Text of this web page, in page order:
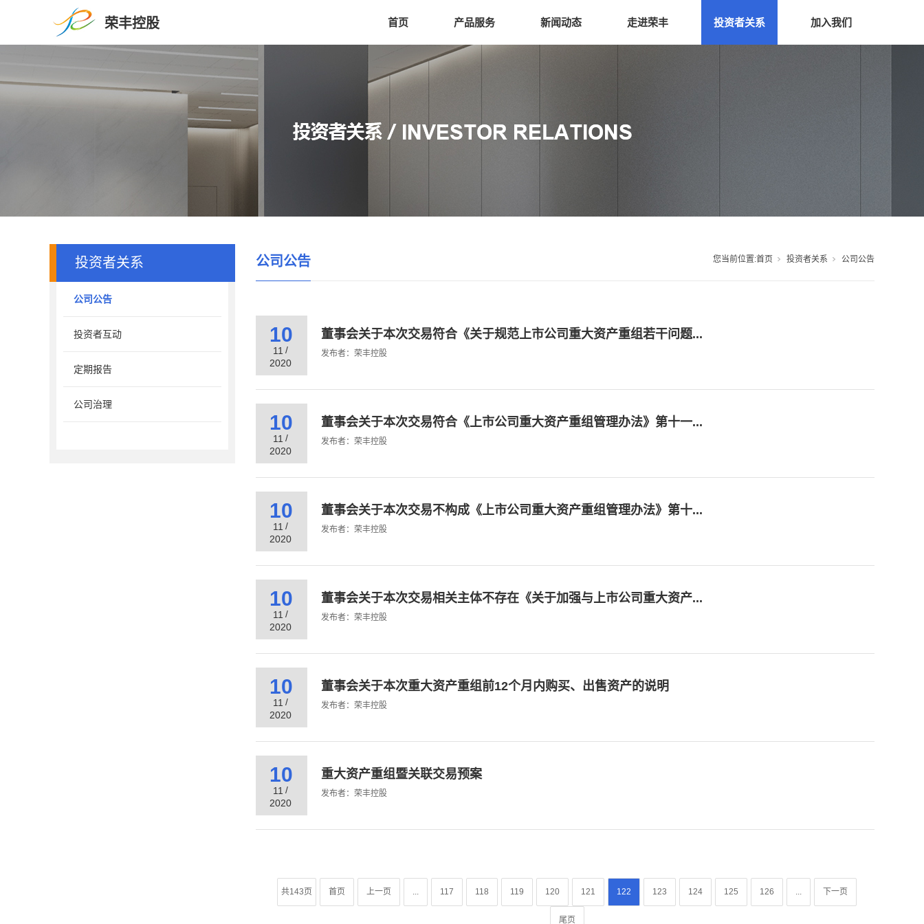
荣丰控股 首页 产品服务 新闻动态 走进荣丰 投资者关系 加入我们
投资者关系
公司公告
投资者互动
定期报告
公司治理
公司公告 您当前位置:首页 投资者关系 公司公告
10
11 /
2020
董事会关于本次交易符合《关于规范上市公司重大资产重组若干问题...
发布者：荣丰控股
10
11 /
2020
董事会关于本次交易符合《上市公司重大资产重组管理办法》第十一...
发布者：荣丰控股
10
11 /
2020
董事会关于本次交易不构成《上市公司重大资产重组管理办法》第十...
发布者：荣丰控股
10
11 /
2020
董事会关于本次交易相关主体不存在《关于加强与上市公司重大资产...
发布者：荣丰控股
10
11 /
2020
董事会关于本次重大资产重组前12个月内购买、出售资产的说明
发布者：荣丰控股
10
11 /
2020
重大资产重组暨关联交易预案
发布者：荣丰控股
共143页 首页 上一页 ... 117 118 119 120 121 122 123 124 125 126 ... 下一页
尾页